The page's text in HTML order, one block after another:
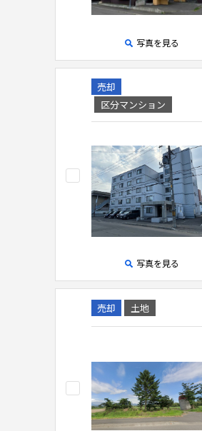
写真を見る
売却
区分マンション
写真を見る
売却 土地